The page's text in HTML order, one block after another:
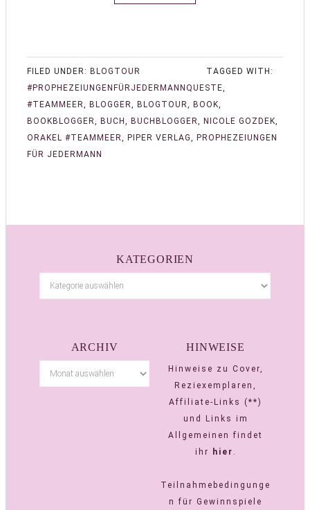
FILED UNDER: BLOGTOUR
TAGGED WITH:
#PROPHEZEIUNGENFÜRJEDERMANNQUESTE,
#TEAMMEER, BLOGGER, BLOGTOUR, BOOK,
BOOKBLOGGER, BUCH , BUCHBLOGGER, NICOLE GOZDEK,
ORAKEL #TEAMMEER, PIPER VERLAG, PROPHEZEIUNGEN
FÜR JEDERMANN
KATEGORIEN
ARCHIV HINWEISE
Hinweise zu Cover,
Reziexemplaren,
Affiliate-Links (**)
und Links im
Allgemeinen findet
ihr
hier .
Teilnahmebedingunge
n für Gewinnspiele